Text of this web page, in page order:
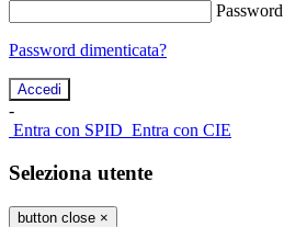
Password
Password dimenticata?
-
Entra con SPID Entra con CIE
Seleziona utente
button close ×